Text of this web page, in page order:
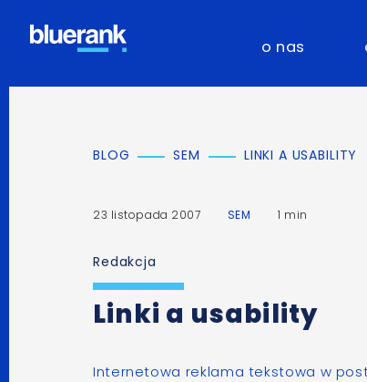
o nas
BLOG SEM LINKI A USABILITY
23 listopada 2007 SEM 1 min
Redakcja
Linki a usability
Internetowa reklama tekstowa w